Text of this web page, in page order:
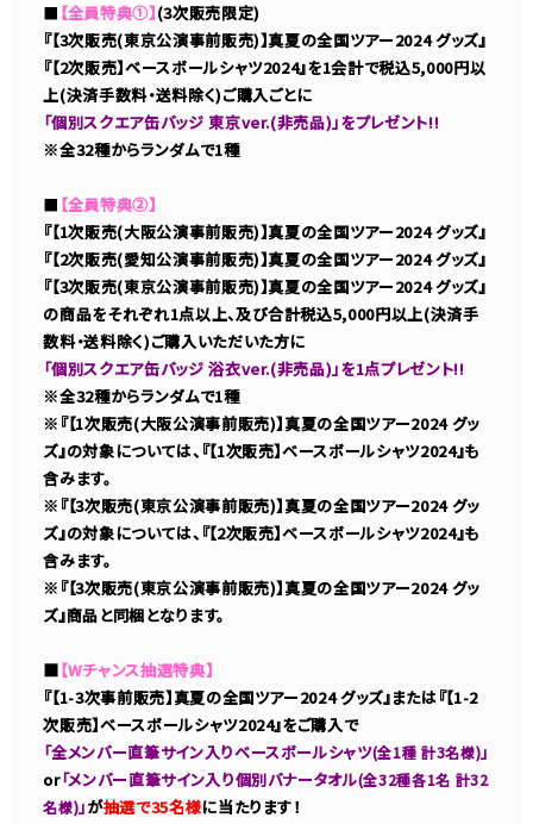
■ 【全員特典①】(3次販売限定)
『【3次販売(東京公演事前販売)】真夏の全国ツアー2024 グッズ』
『【2次販売】ベースボールシャツ2024』を1会計で税込5,000円以
上(決済手数料・送料除く)ご購入ごとに
「個別スクエア缶バッジ 東京ver.(非売品)」をプレゼント!!
※全32種からランダムで1種
■ 【全員特典②】
『【1次販売(大阪公演事前販売)】真夏の全国ツアー2024 グッズ』
『【2次販売(愛知公演事前販売)】真夏の全国ツアー2024 グッズ』
『【3次販売(東京公演事前販売)】真夏の全国ツアー2024 グッズ』
の商品をそれぞれ1点以上、及び合計税込5,000円以上(決済手
数料・送料除く)ご購入いただいた方に
「個別スクエア缶バッジ 浴衣ver.(非売品)」を1点プレゼント!!
※全32種からランダムで1種
※『【1次販売(大阪公演事前販売)】真夏の全国ツアー2024 グッ
ズ』の対象については、『【1次販売】ベースボールシャツ2024』も
含みます。
※『【3次販売(東京公演事前販売)】真夏の全国ツアー2024 グッ
ズ』の対象については、『【2次販売】ベースボールシャツ2024』も
含みます。
※『【3次販売(東京公演事前販売)】真夏の全国ツアー2024 グッ
ズ』商品と同梱となります。
■【Wチャンス抽選特典】
『【1-3次事前販売】真夏の全国ツアー2024 グッズ』または『【1-2
次販売】ベースボールシャツ2024』をご購入で
「全メンバー直筆サイン入りベースボールシャツ(全1種 計3名様)」
or「メンバー直筆サイン入り個別バナータオル(全32種各1名 計32
名様)」が抽選で35名様に当たります！